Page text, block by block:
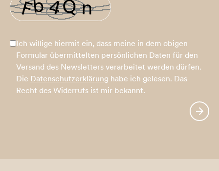
Ich willige hiermit ein, dass meine in dem obigen
Formular übermittelten persönlichen Daten für den
Versand des Newsletters verarbeitet werden dürfen.
Die Datenschutzerklärung habe ich gelesen. Das
Recht des Widerrufs ist mir bekannt.